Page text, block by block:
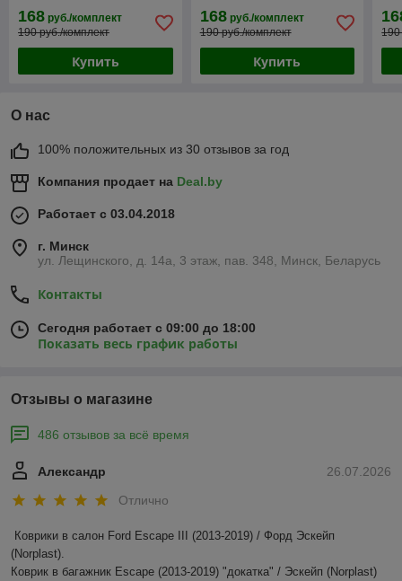
[82888] (SeiNtex)
168 руб./комплект
190 руб./комплект
Купить
168руб./комплект
190 руб./комплект
Купить
190
О нас
100% положительных из 30 отзывов за год
Компания продает на Deal.by
Работает с 03.04.2018
г. Минск
ул. Лещинского, д. 14а, 3 этаж, пав. 348, Минск, Беларусь
Контакты
Сегодня работает с 09:00 до 18:00
Показать весь график работы
Отзывы о магазине
486 отзывов за всё время
26.07.2026
Александр
Отлично
Коврики в салон Ford Escape III (2013-2019) / Форд Эскейп
(Norplast).
Коврик в багажник Escape (2013-2019) "докатка" / Эскейп (Norplast)